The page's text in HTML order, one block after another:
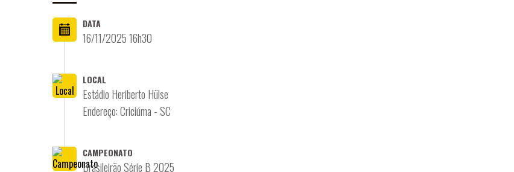
DATA
16/11/2025 16h30
LOCAL
Estádio Heriberto Hülse
Endereço: Criciúma - SC
CAMPEONATO
Brasileirão Série B 2025